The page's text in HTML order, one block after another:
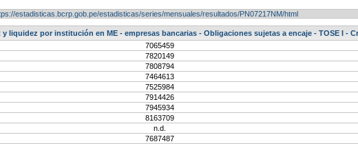
estadisticas.bcrp.gob.pe/estadisticas/series/mensuales/resultados/PN07217NM/html
liquidez por institución en ME - empresas bancarias - Obligaciones sujetas a encaje - TOSE I -
7065459
7820149
7808794
7464613
7525984
7914426
7945934
8163709
n.d.
7687487